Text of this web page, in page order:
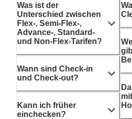
Was ist der
Unterschied zwischen
Flex-, Semi-Flex-,
Advance-, Standard-
und Non-Flex-Tarifen?
Wann sind Check-in
und Check-out?
Kann ich früher
einchecken?